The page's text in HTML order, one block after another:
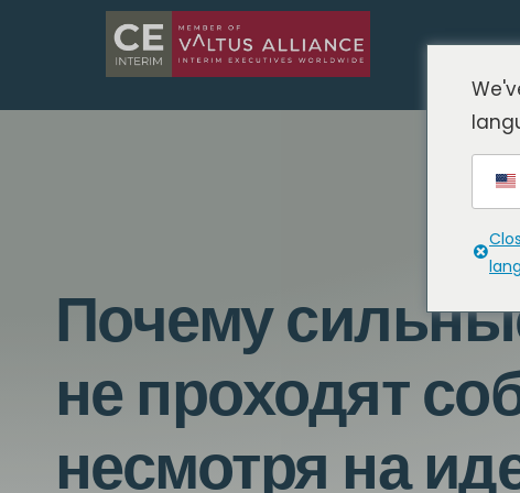
Почему
не проходят
несмотря на